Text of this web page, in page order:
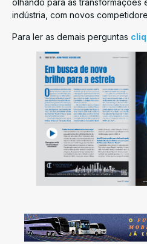
olhando para as transformações
indústria, com novos
Para ler as demais perguntas